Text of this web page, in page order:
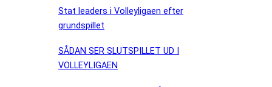
Stat leaders i Volleyligaen efter
grundspillet
SÅDAN SER SLUTSPILLET UD I
VOLLEYLIGAEN